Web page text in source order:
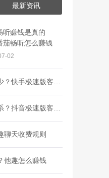
最新资讯
听赚钱是真的
茄畅听怎么赚钱
02
聊天收费规则
他趣怎么赚钱